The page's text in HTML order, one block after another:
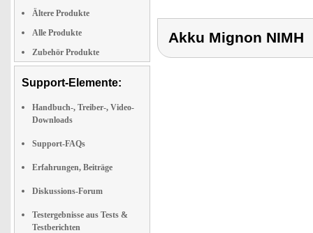
Ältere Produkte
Alle Produkte
Zubehör Produkte
Support-Elemente:
Handbuch-, Treiber-, Video-
Downloads
Support-FAQs
Erfahrungen, Beiträge
Diskussions-Forum
Testergebnisse aus Tests &
Testberichten
Akku Mignon NIMH